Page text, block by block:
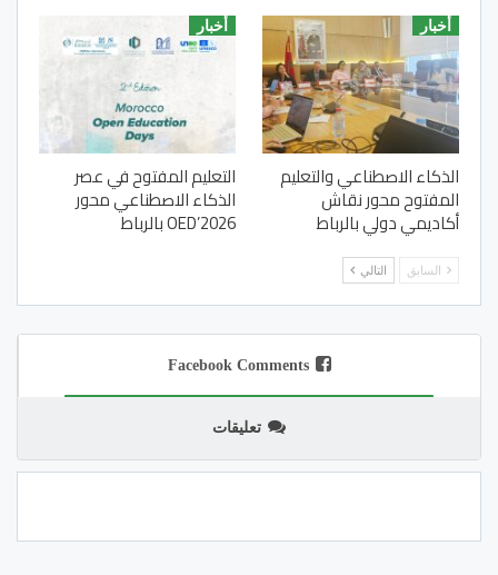
أخبار
الذكاء الاصطناعي والتعليم
المفتوح محور نقاش
أكاديمي دولي بالرباط
أخبار
التعليم المفتوح في عصر
الذكاء الاصطناعي محور
OED’2026 بالرباط
السابق التالي
Facebook Comments
تعليقات